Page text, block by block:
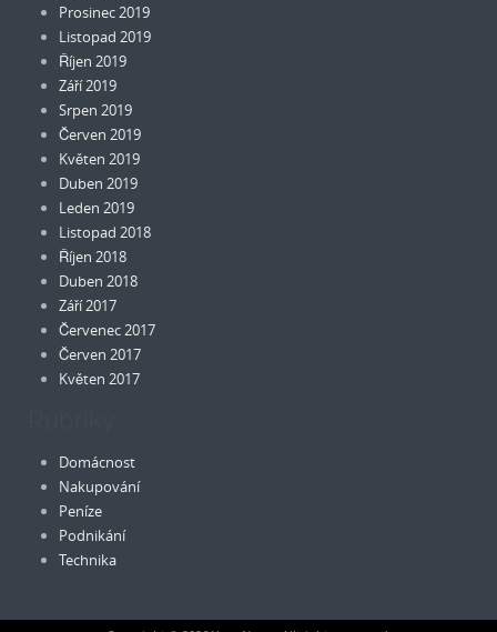
Prosinec 2019
Listopad 2019
Říjen 2019
Září 2019
Srpen 2019
Červen 2019
Květen 2019
Duben 2019
Leden 2019
Listopad 2018
Říjen 2018
Duben 2018
Září 2017
Červenec 2017
Červen 2017
Květen 2017
Domácnost
Nakupování
Peníze
Podnikání
Technika